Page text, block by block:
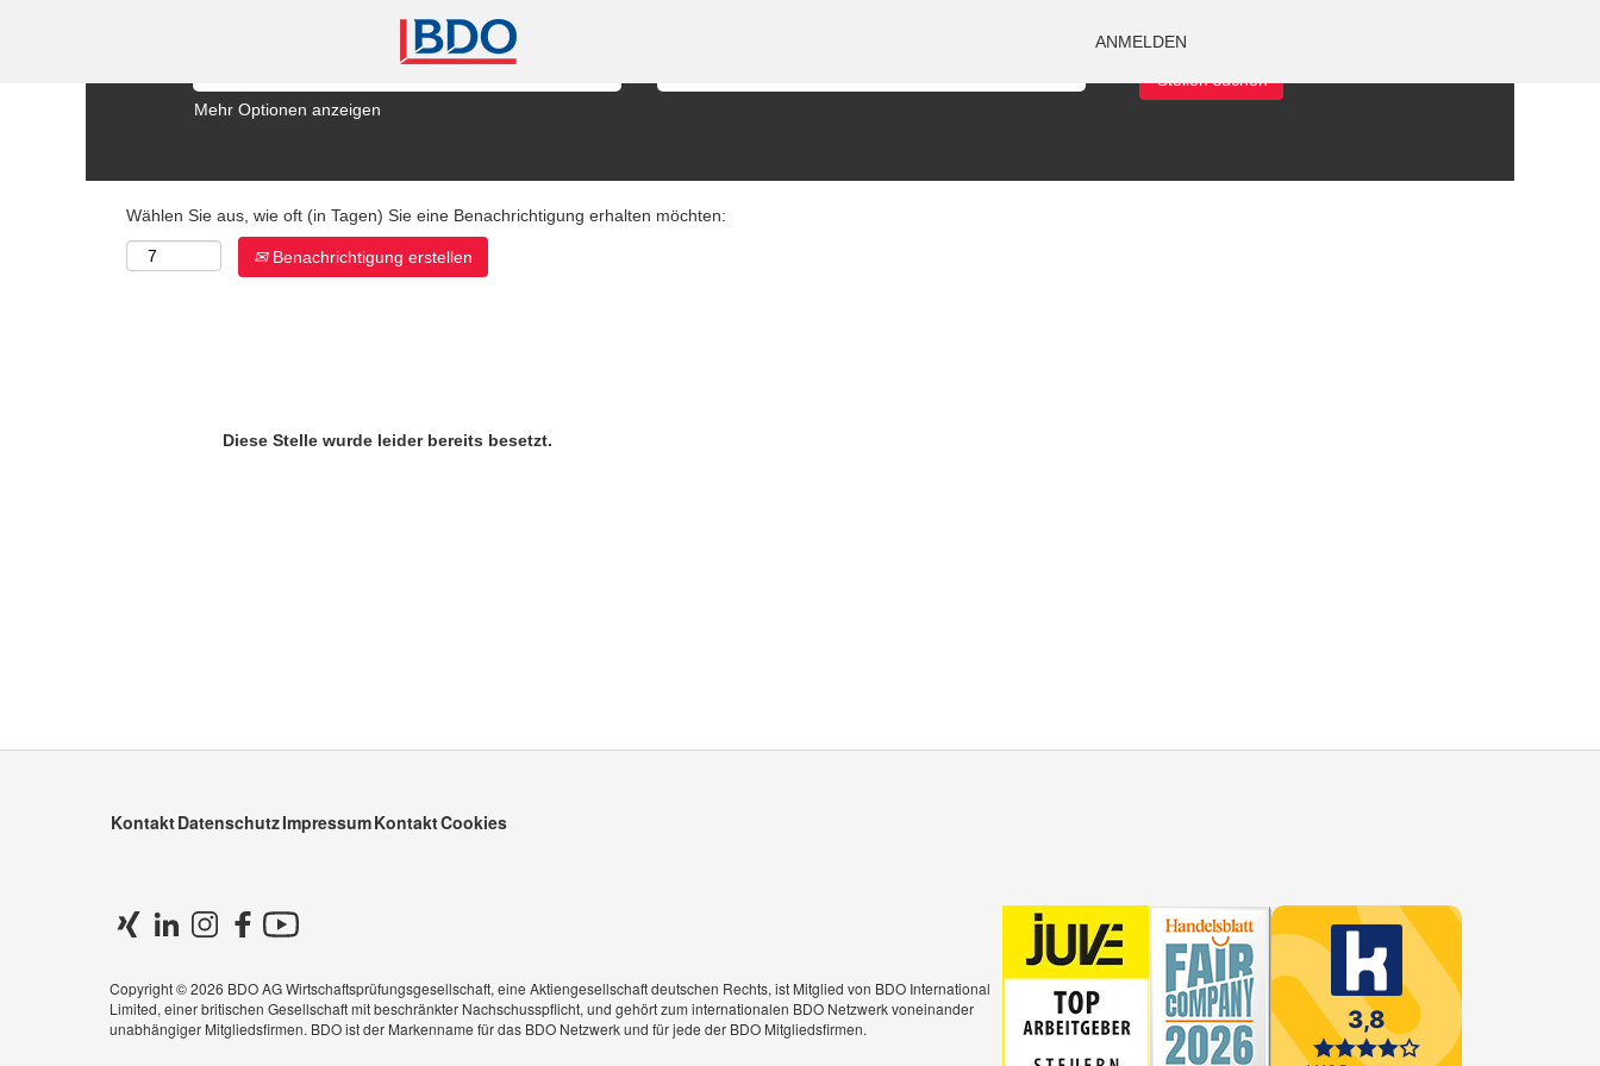
ANMELDEN
Stichwortsuche (mit * werden weitere Inhalte angezeigt)
Mehr Optionen anzeigen
Wählen Sie aus, wie oft (in Tagen) Sie eine Benachrichtigung erhalten möchten:
Benachrichtigung erstellen
Diese Stelle wurde leider bereits besetzt.
KontaktDatenschutzImpressumKontaktCookies
Copyright © 2026 BDO AG Wirtschaftsprüfungsgesellschaft, eine Aktiengesellschaft deutschen Rechts, ist Mitglied von BDO International
Limited, einer britischen Gesellschaft mit beschränkter Nachschusspflicht, und gehört zum internationalen BDO Netzwerk voneinander
unabhängiger Mitgliedsfirmen. BDO ist der Markenname für das BDO Netzwerk und für jede der BDO Mitgliedsfirmen.